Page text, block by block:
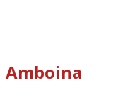
Amboina